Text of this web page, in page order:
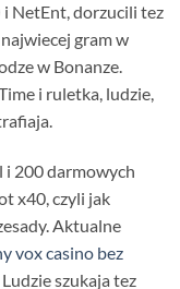
i NetEnt, dorzucili tez
gram w
w Bonanze.
i ruletka, ludzie,
i 200 darmowych
x40, czyli jak
Aktualne
vox casino bez
szukaja tez